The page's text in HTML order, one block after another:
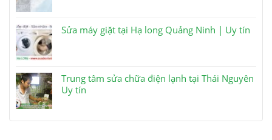
Sửa máy giặt tại Hạ long Quảng Ninh | Uy tín
Trung tâm sửa chữa điện lạnh tại Thái Nguyên
Uy tín